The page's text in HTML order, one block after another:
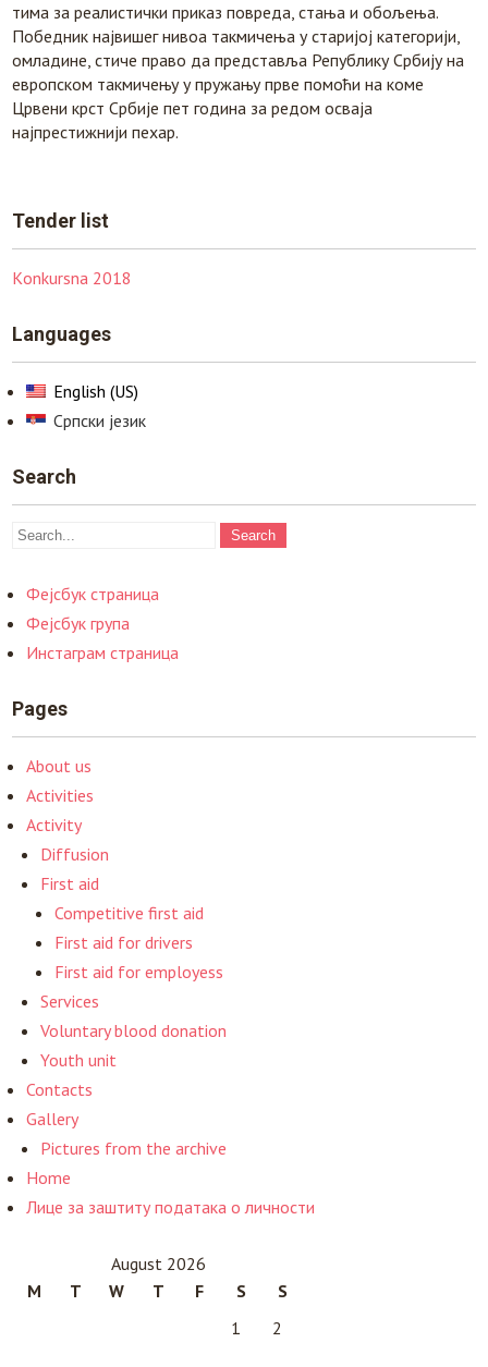
тима за реалистички приказ повреда, стања и обољења.
Победник највишег нивоа такмичења у старијој категорији,
омладине, стиче право да представља Републику Србију на
европском такмичењу у пружању прве помоћи на коме
Црвени крст Србије пет година за редом осваја
најпрестижнији пехар.
Tender list
Кonkursna 2018
Languages
English (US)
Српски језик
Search
Фејсбук страница
Фејсбук група
Инстаграм страница
Pages
About us
Activities
Activity
Diffusion
First aid
Competitive first aid
First aid for drivers
First aid for employess
Services
Voluntary blood donation
Youth unit
Contacts
Gallery
Pictures from the archive
Home
Лице за заштиту података о личности
August 2026
M
T W T F S
S
1
2